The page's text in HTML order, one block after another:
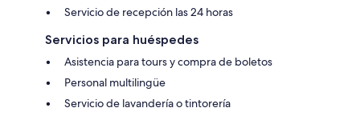
Servicio de recepción las 24 horas
Servicios para huéspedes
Asistencia para tours y compra de boletos
Personal multilingüe
Servicio de lavandería o tintorería